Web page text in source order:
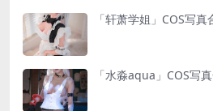
「轩萧学姐」COS写
「水淼aqua」COS写